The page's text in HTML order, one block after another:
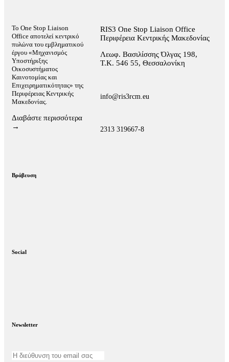
Το One Stop Liaison
Office αποτελεί κεντρικό
πυλώνα του εμβληματικού
έργου «Μηχανισμός
Υποστήριξης
Οικοσυστήματος
Καινοτομίας και
Επιχειρηματικότητας» της
Περιφέρειας Κεντρικής
Μακεδονίας.
Διαβάστε περισσότερα
→
Βράβευση
RIS3 One Stop Liaison Office
Περιφέρεια Κεντρικής Μακεδονίας
Λεωφ. Βασιλίσσης Όλγας 198,
Τ.Κ. 546 55, Θεσσαλονίκη
info@ris3rcm.eu
2313 319667-8
Social
Newsletter